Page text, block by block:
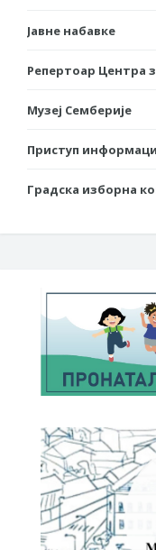
Јавне набавке
Репертоар Центра
Музеј Семберије
Приступ
Градска изборна